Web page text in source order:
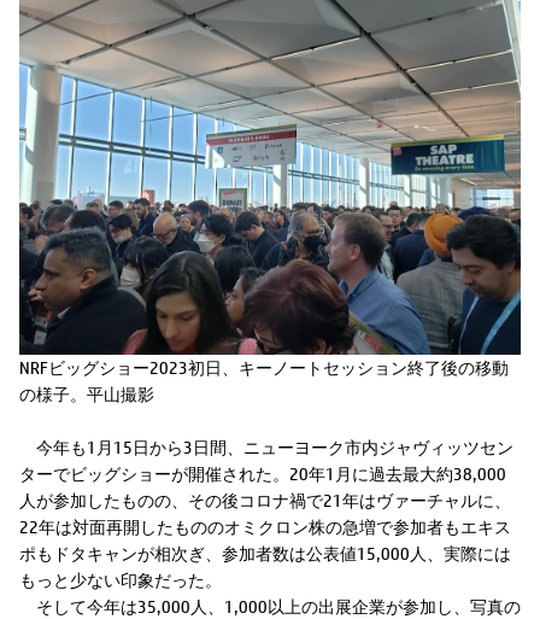
NRFビッグショー2023初日、キーノートセッション終了後の移動
の様子。平山撮影
今年も1月15日から3日間、ニューヨーク市内ジャヴィッツセン
ターでビッグショーが開催された。20年1月に過去最大約38,000
人が参加したものの、その後コロナ禍で21年はヴァーチャルに、
22年は対面再開したもののオミクロン株の急増で参加者もエキス
ポもドタキャンが相次ぎ、参加者数は公表値15,000人、実際には
もっと少ない印象だった。
そして今年は35,000人、1,000以上の出展企業が参加し、写真の